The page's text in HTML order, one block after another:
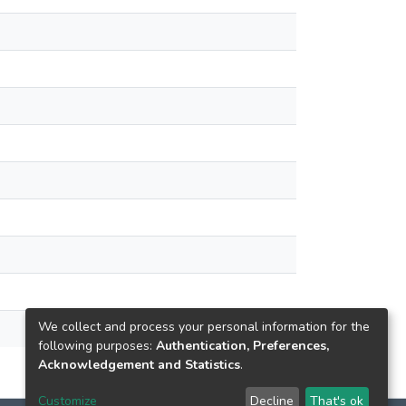
We collect and process your personal information for the
following purposes: Authentication, Preferences,
Acknowledgement and Statistics.
Customize Decline That's ok